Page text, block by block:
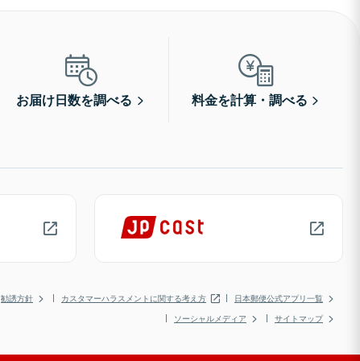
お届け日数を調べる 料金を計算・調べる
勧誘方針 カスタマーハラスメントに関する考え方
日本郵便公式アプリ一覧
ソーシャルメディア
サイトマップ